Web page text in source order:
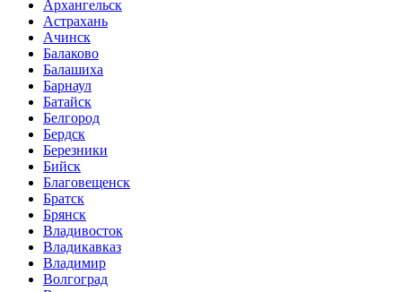
Архангельск
Астрахань
Ачинск
Балаково
Балашиха
Барнаул
Батайск
Белгород
Бердск
Березники
Бийск
Благовещенск
Братск
Брянск
Владивосток
Владикавказ
Владимир
Волгоград